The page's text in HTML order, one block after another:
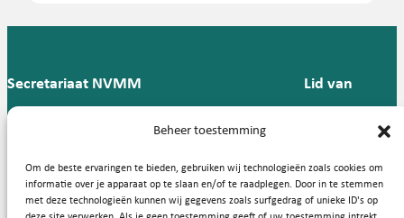
Beheer toestemming
Om de beste ervaringen te bieden, gebruiken wij technologieën zoals cookies om
informatie over je apparaat op te slaan en/of te raadplegen. Door in te stemmen
met deze technologieën kunnen wij gegevens zoals surfgedrag of unieke ID's op
Secretariaat NVMM
Groningen
T: 088 -
57
Lid van